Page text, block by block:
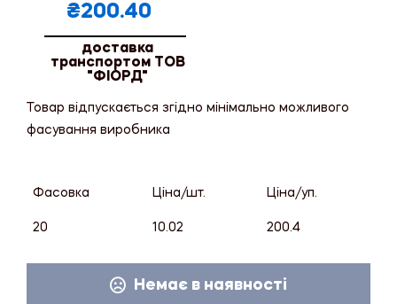
₴200.40
доставка
транспортом ТОВ
"ФІОРД"
Товар відпускається згідно мінімально можливого
фасування виробника
Фасовка Ціна/шт. Ціна/уп.
20 10.02 200.4
Немає в наявності